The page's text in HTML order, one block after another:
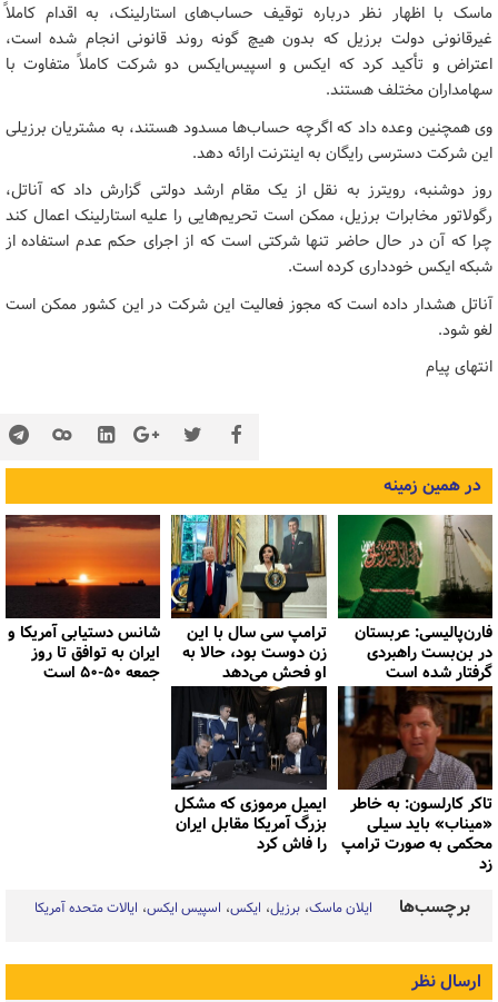
ماسک با اظهار نظر درباره توقیف حساب‌های استارلینک، به اقدام کاملاً
غیرقانونی دولت برزیل که بدون هیچ گونه روند قانونی انجام شده است،
اعتراض و تأکید کرد که ایکس و اسپیس‌ایکس دو شرکت کاملاً متفاوت با
سهامداران مختلف هستند.
وی همچنین وعده داد که اگرچه حساب‌ها مسدود هستند، به مشتریان برزیلی
این شرکت دسترسی رایگان به اینترنت ارائه دهد.
روز دوشنبه، رویترز به نقل از یک مقام ارشد دولتی گزارش داد که آناتل،
رگولاتور مخابرات برزیل، ممکن است تحریم‌هایی را علیه استارلینک اعمال کند
چرا که آن در حال حاضر تنها شرکتی است که از اجرای حکم عدم استفاده از
شبکه ایکس خودداری کرده است.
آناتل هشدار داده است که مجوز فعالیت این شرکت در این کشور ممکن است
لغو شود.
انتهای پیام
در همین زمینه
فارن‌پالیسی: عربستان
در بن‌بست راهبردی
گرفتار شده است
ترامپ سی سال با این
زن دوست بود، حالا به
او فحش می‌دهد
شانس دستیابی آمریکا و
ایران به توافق تا روز
جمعه ۵۰-۵۰ است
تاکر کارلسون: به خاطر
«میناب» باید سیلی
محکمی به صورت ترامپ
زد
ایمیل مرموزی که مشکل
بزرگ آمریکا مقابل ایران
را فاش کرد
برچسب‌ها ایلان ماسک برزیل ایکس اسپیس ایکس ایالات متحده آمریکا
ارسال نظر